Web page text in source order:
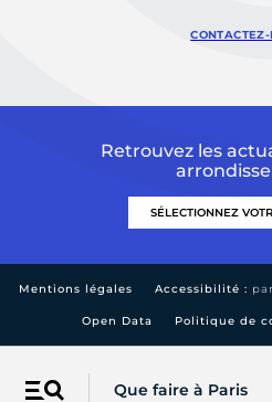
Que faire à Paris
CONTACTEZ-
Retrouvez les
Mentions légales Accessibilité :
Open Data Politique de